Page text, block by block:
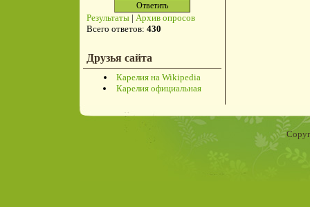
Результаты | Архив опросов
Всего ответов: 430
Друзья сайта
Карелия на Wikipedia
Карелия официальная